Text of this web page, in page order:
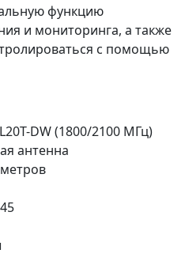
функцию
и мониторинга, а также
с помощью
DW (1800/2100 МГц)
антенна